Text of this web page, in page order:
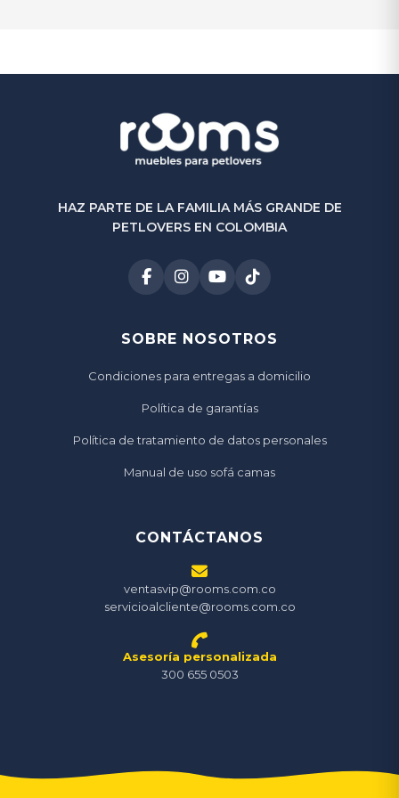
HAZ PARTE DE LA FAMILIA MÁS GRANDE DE
PETLOVERS EN COLOMBIA
SOBRE NOSOTROS
Condiciones para entregas a domicilio
Política de garantías
Política de tratamiento de datos personales
Manual de uso sofá camas
CONTÁCTANOS
ventasvip@rooms.com.co
servicioalcliente@rooms.com.co
Asesoría personalizada
300 655 0503